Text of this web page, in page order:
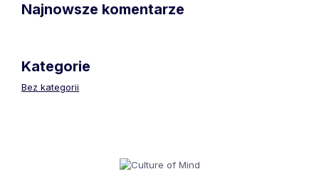
Najnowsze komentarze
Kategorie
Bez kategorii